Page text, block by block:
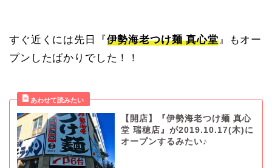
すぐ近くには先日『伊勢海老つけ麺 真心堂』もオー
プンしたばかりでした！！
【開店】『伊勢海老つけ麺 真心
堂 瑞穂店』が2019.10.17(木)に
オープンするみたい♪